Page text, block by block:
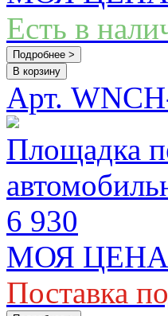
Есть в
Подробнее >
В корзину
Арт.
Площадка
6 930
МОЯ ЦЕНА
Поставка